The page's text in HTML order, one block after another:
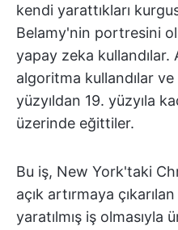
kendi yarattıkları
Belamy'nin portresini
yapay zeka kullandılar.
algoritma kullandılar
yüzyıldan 19. yüzyıla
üzerinde eğittiler.
Bu iş, New York'taki
açık artırmaya
yaratılmış iş olmasıyla